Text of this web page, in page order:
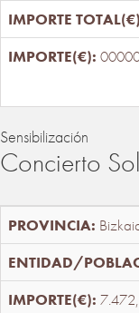
Sensibilización
Concierto